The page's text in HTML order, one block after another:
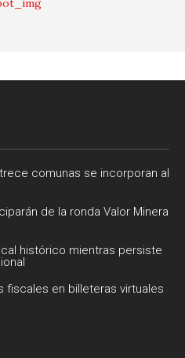
comunas se incorporan al
de la ronda Valor Minera
histórico mientras persiste
fiscales en billeteras virtuales